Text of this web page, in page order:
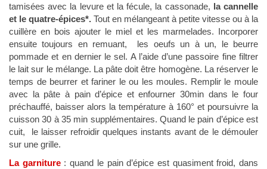
tamisées avec la levure et la fécule, la cassonade, la cannelle
et le quatre-épices*. Tout en mélangeant à petite vitesse ou à la
cuillère en bois ajouter le miel et les marmelades. Incorporer
ensuite toujours en remuant, les oeufs un à un, le beurre
pommade et en dernier le sel. A l’aide d’une passoire fine filtrer
le lait sur le mélange. La pâte doit être homogène. La réserver le
temps de beurrer et fariner le ou les moules. Remplir le moule
avec la pâte à pain d’épice et enfourner 30min dans le four
préchauffé, baisser alors la température à 160° et poursuivre la
cuisson 30 à 35 min supplémentaires. Quand le pain d’épice est
cuit, le laisser refroidir quelques instants avant de le démouler
sur une grille.
La garniture: quand le pain d’épice est quasiment froid, dans